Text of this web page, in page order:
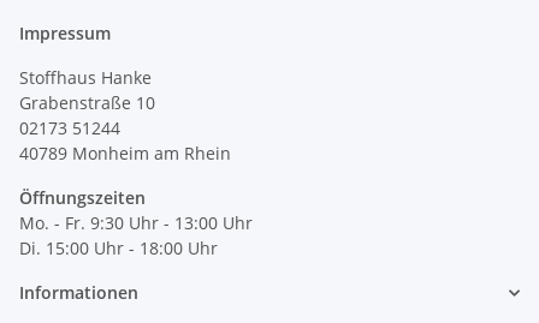
Impressum
Stoffhaus Hanke
Grabenstraße 10
02173 51244
40789 Monheim am Rhein
Öffnungszeiten
Mo. - Fr. 9:30 Uhr - 13:00 Uhr
Di. 15:00 Uhr - 18:00 Uhr
Informationen